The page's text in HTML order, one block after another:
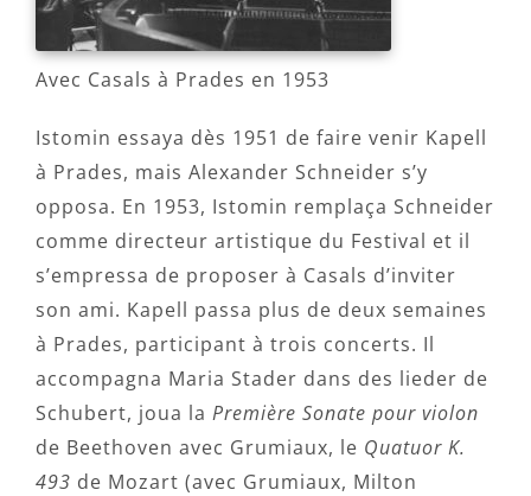
Avec Casals à Prades en 1953
Istomin essaya dès 1951 de faire venir Kapell
à Prades, mais Alexander Schneider s’y
opposa. En 1953, Istomin remplaça Schneider
comme directeur artistique du Festival et il
s’empressa de proposer à Casals d’inviter
son ami. Kapell passa plus de deux semaines
à Prades, participant à trois concerts. Il
accompagna Maria Stader dans des lieder de
Schubert, joua la Première Sonate pour violon
de Beethoven avec Grumiaux, le Quatuor K.
493 de Mozart (avec Grumiaux, Milton